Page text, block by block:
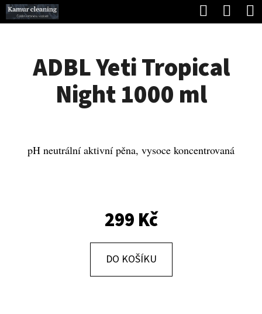
Přejít
na
Hledat
ADBL Yeti Tropical
Night 1000 ml
pH neutrální aktivní pěna, vysoce koncentrovaná
299 Kč
DO KOŠÍKU
K
O Zpět
Zpět